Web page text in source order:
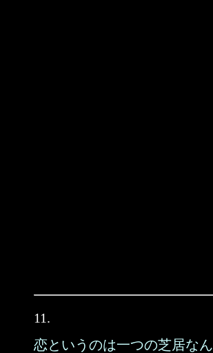
11.
恋というのは一つの芝居な